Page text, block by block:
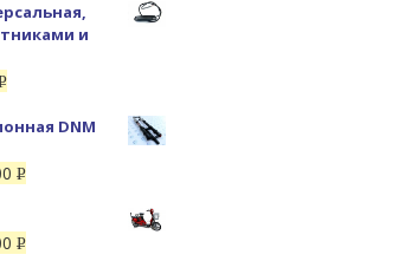
и
DNM
Р
Р